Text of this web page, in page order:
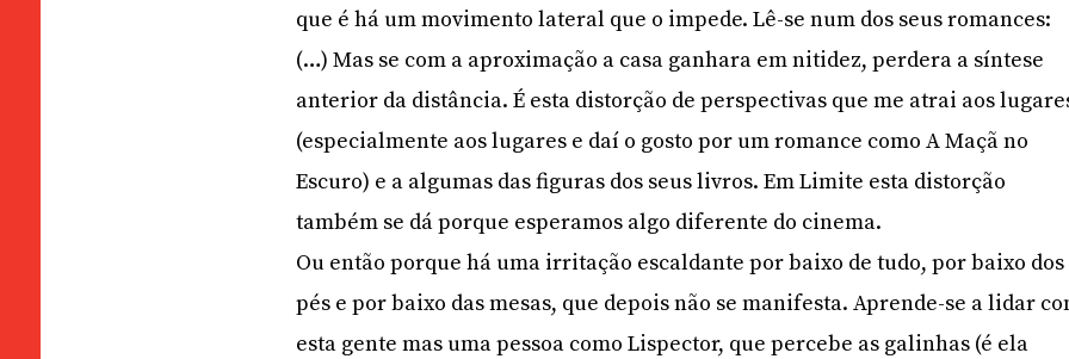
que é há um movimento lateral que o impede. Lê-se num dos seus romances:
(…) Mas se com a aproximação a casa ganhara em nitidez, perdera a síntese
anterior da distância. É esta distorção de perspectivas que me atrai aos
(especialmente aos lugares e daí o gosto por um romance como A Maçã no
Escuro) e a algumas das figuras dos seus livros. Em Limite esta distorção
também se dá porque esperamos algo diferente do cinema.
Ou então porque há uma irritação escaldante por baixo de tudo, por baixo dos
pés e por baixo das mesas, que depois não se manifesta. Aprende-se a lidar
esta gente mas uma pessoa como Lispector, que percebe as galinhas (é ela